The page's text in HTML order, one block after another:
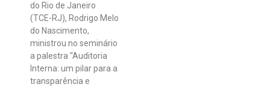
do Rio de Janeiro
(TCE-RJ), Rodrigo Melo
do Nascimento,
ministrou no seminário
a palestra “Auditoria
Interna: um pilar para a
transparência e